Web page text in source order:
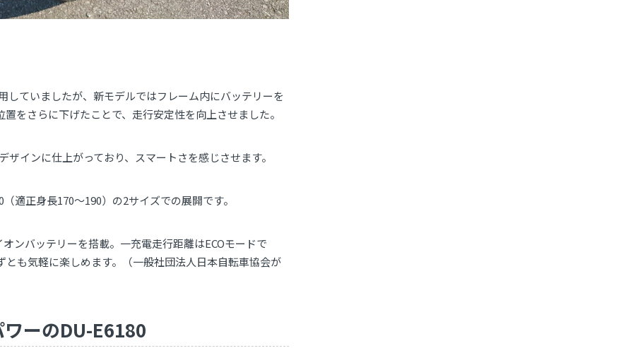
していましたが、新モデルではフレーム内にバッテリーを
をさらに下げたことで、走行安定性を向上させました。
インに仕上がっており、スマートさを感じさせます。
適正身長170～190）の2サイズでの展開です。
ンバッテリーを搭載。一充電走行距離はECOモードで
も気軽に楽しめます。（一般社団法人日本自転車協会が
ーのDU-E6180